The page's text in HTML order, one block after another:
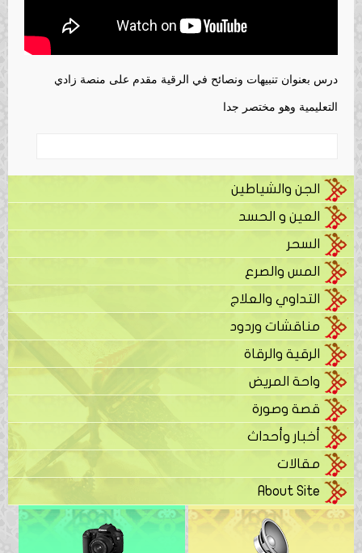
درس بعنوان تنبيهات ونصائح في الرقية مقدم على منصة زادي
التعليمية وهو مختصر جدا
الجن والشياطين
العين و الحسد
السحر
المس والصرع
التداوي والعلاج
مناقشات وردود
الرقية والرقاة
واحة المريض
قصة وصورة
أخبار وأحداث
مقالات
About Site